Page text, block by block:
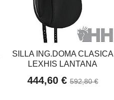
SILLA ING.DOMA CLASICA
LEXHIS LANTANA
444,60 €592,80 €